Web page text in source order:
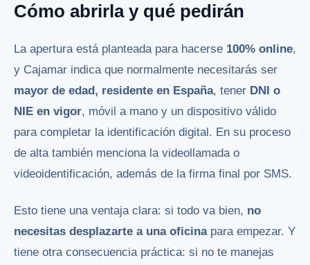
Cómo abrirla y qué pedirán
La apertura está planteada para hacerse 100% online,
y Cajamar indica que normalmente necesitarás ser
mayor de edad, residente en España, tener DNI o
NIE en vigor, móvil a mano y un dispositivo válido
para completar la identificación digital. En su proceso
de alta también menciona la videollamada o
videoidentificación, además de la firma final por SMS.
Esto tiene una ventaja clara: si todo va bien, no
necesitas desplazarte a una oficinapara empezar. Y
tiene otra consecuencia práctica: si no te manejas